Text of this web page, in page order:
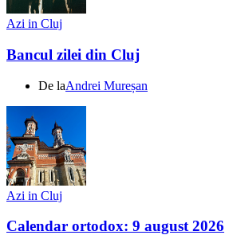
Azi in Cluj
Bancul zilei din Cluj
De laAndrei Mureșan
Azi in Cluj
Calendar ortodox: 9 august 2026